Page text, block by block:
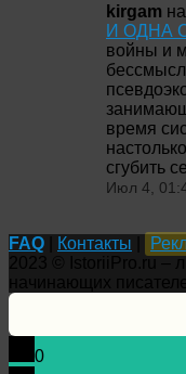
kirgam на
И ОДНА
войны и
время
сгубить
Июл 4,
FAQ Контакты
0